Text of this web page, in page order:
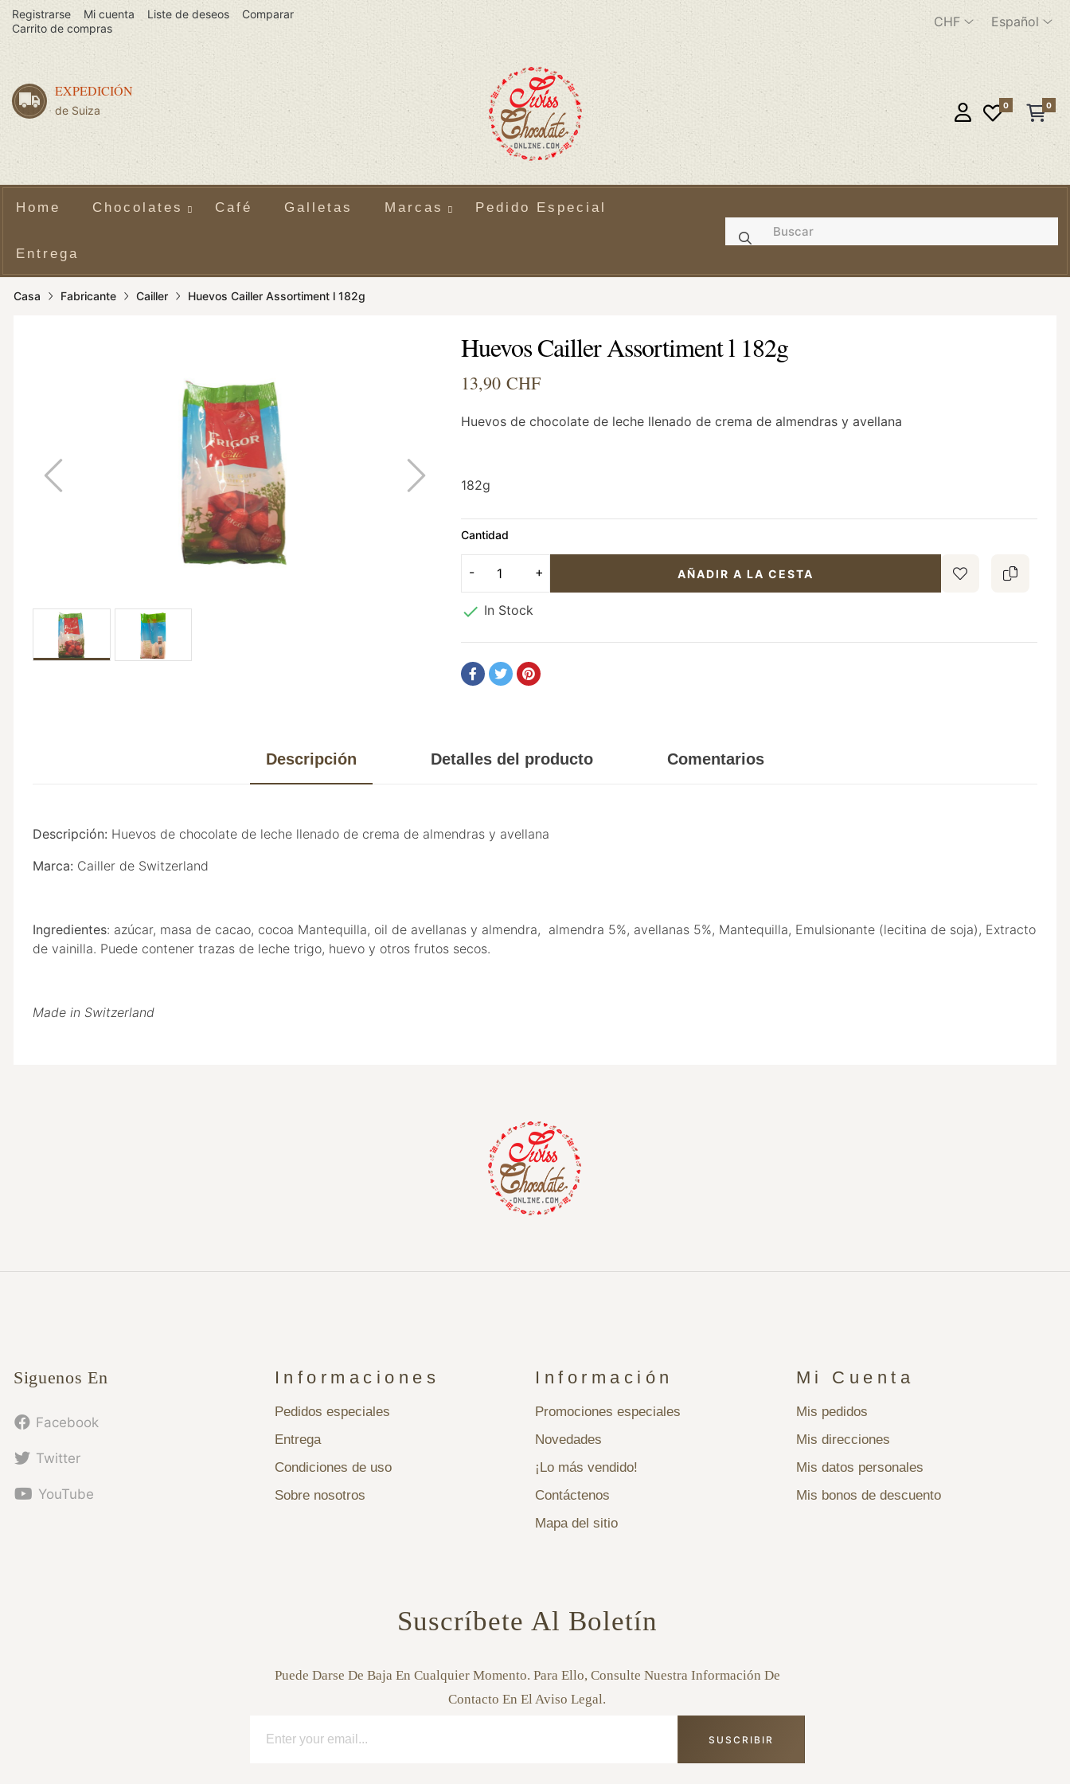
Registrarse Mi cuenta Liste de deseos
Comparar
Carrito de compras
CHF Español
EXPEDICIÓN
de Suiza 0 0
Home Chocolates Café Galletas Marcas Pedido Especial
Entrega
Casa Fabricante Cailler Huevos Cailler Assortiment l 182g
Huevos Cailler Assortiment l 182g
13,90 CHF
Huevos de chocolate de leche llenado de crema de almendras y avellana
182g
Cantidad
AÑADIR A LA CESTA
 In Stock
Descripción Detalles del producto Comentarios
Descripción: Huevos de chocolate de leche llenado de crema de almendras y avellana
Marca: Cailler de Switzerland
Ingredientes: azúcar, masa de cacao, cocoa Mantequilla, oil de avellanas y almendra, almendra 5%, avellanas 5%, Mantequilla, Emulsionante (lecitina de soja), Extracto
de vainilla. Puede contener trazas de leche trigo, huevo y otros frutos secos.
Made in Switzerland
Siguenos En
Facebook
Twitter
YouTube
Informaciones
Pedidos especiales
Entrega
Condiciones de uso
Sobre nosotros
Información
Promociones especiales
Novedades
¡Lo más vendido!
Contáctenos
Mapa del sitio
Mi Cuenta
Mis pedidos
Mis direcciones
Mis datos personales
Mis bonos de descuento
Suscríbete Al Boletín
Puede Darse De Baja En Cualquier Momento. Para Ello, Consulte Nuestra Información De
Contacto En El Aviso Legal.
SUSCRIBIR